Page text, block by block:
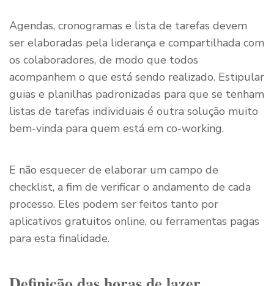
Agendas, cronogramas e lista de tarefas devem
ser elaboradas pela liderança e compartilhada com
os colaboradores, de modo que todos
acompanhem o que está sendo realizado. Estipular
guias e planilhas padronizadas para que se tenham
listas de tarefas individuais é outra solução muito
bem-vinda para quem está em co-working.
E não esquecer de elaborar um campo de
checklist, a fim de verificar o andamento de cada
processo. Eles podem ser feitos tanto por
aplicativos gratuitos online, ou ferramentas pagas
para esta finalidade.